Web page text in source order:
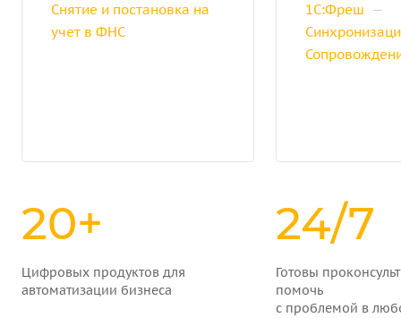
Снятие и постановка на
учет в ФНС
1С:Фреш —
20+
Цифровых продуктов для
автоматизации бизнеса
24/7
Готовы
помочь
с проблемой в